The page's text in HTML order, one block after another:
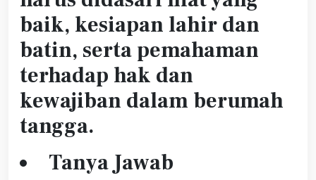
baik, kesiapan lahir dan
batin, serta pemahaman
terhadap hak dan
kewajiban dalam berumah
tangga.
Tanya Jawab